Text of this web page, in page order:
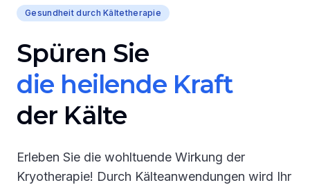
Gesundheit durch Kältetherapie
Spüren Sie
die heilende Kraft
der Kälte
Erleben Sie die wohltuende Wirkung der
Kryotherapie! Durch Kälteanwendungen wird Ihr